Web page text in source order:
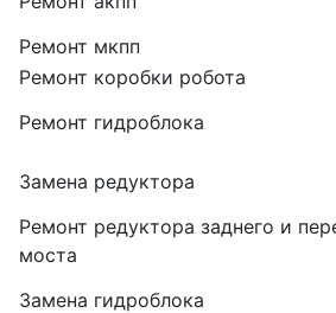
Ремонт мкпп
Ремонт коробки робота
Ремонт гидроблока
Замена редуктора
Ремонт редуктора заднего и
моста
Замена гидроблока